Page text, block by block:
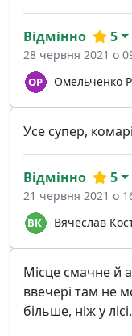
Омельченко
Відмінно 5
28 червня 2021 о
Усе супер,
Вячеслав
Відмінно 5
21 червня 2021 о
Місце смачне й
ввечері там не
більше, ніж у лісі.